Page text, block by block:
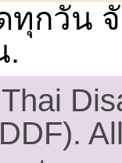
ทุกวัน
.